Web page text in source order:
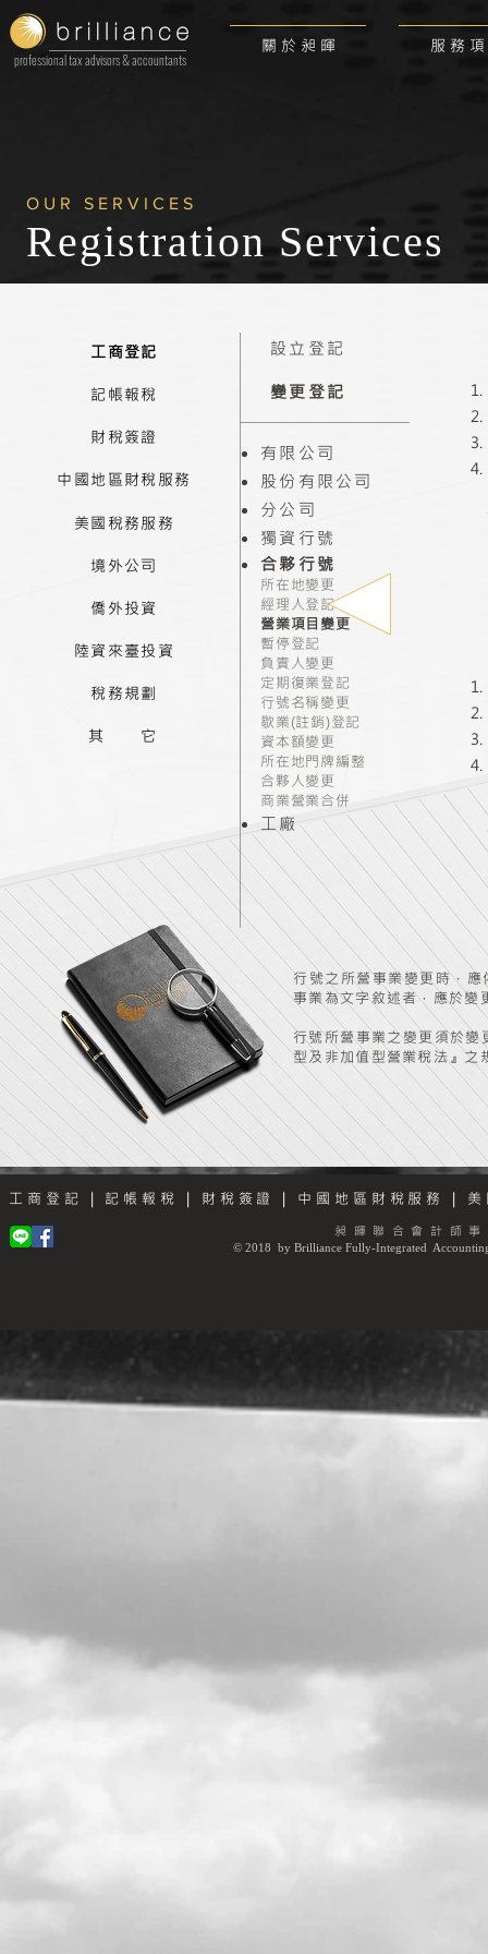
professional tax advisors & accountants
關 於 昶 暉 服 務
OUR SERVICES
Registration Services
工商登記
記帳報稅
財稅簽證
中國地區財稅服務
美國稅務服務
境外公司
僑外投資
陸資來臺投資
稅務規劃
其 它
設立登記
變更登記
有限公司
股份有限公司
分公司
獨資行號
合夥行號
所在地變更
經理人登記
營業項目變更
暫停登記
負責人變更
定期復業登記
行號名稱變更
歇業(註銷)登記
資本額變更
所在地門牌編整
合夥人變更
商業營業合併
工廠
行號之所營事業變更時，
事業為文字敘述者，應於變
行號所營事業之變更須於
型及非加值型營業稅法』之
工商登記 | 記帳報稅 | 財稅簽證 | 中國地區財稅服務 |
昶暉聯合會計師
© 2018 by Brilliance Fully-Integrated